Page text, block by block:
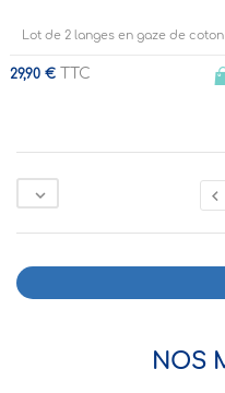
Lot de 2 langes en gaze de coton
29,90 € TTC
 
NOS